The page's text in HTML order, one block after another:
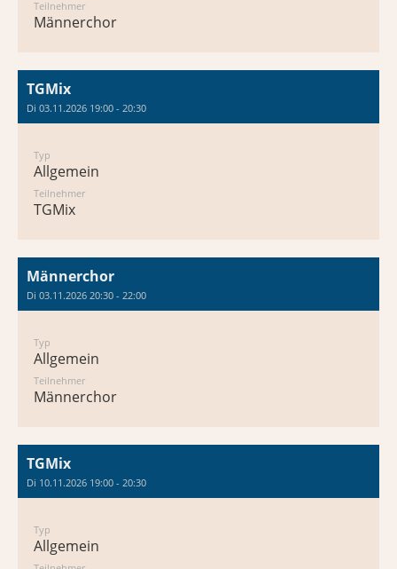
Teilnehmer
Männerchor
TGMix
Di 03.11.2026 19:00 - 20:30
Typ
Allgemein
Teilnehmer
TGMix
Männerchor
Di 03.11.2026 20:30 - 22:00
Typ
Allgemein
Teilnehmer
Männerchor
TGMix
Di 10.11.2026 19:00 - 20:30
Typ
Allgemein